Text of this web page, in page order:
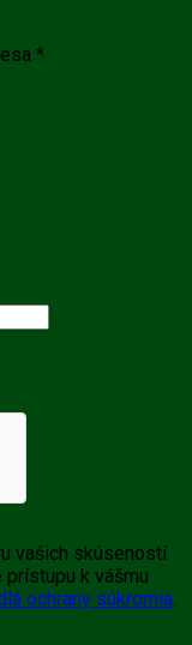
*Povinné
vašich skúseností
prístupu k vášmu
ochrany súkromia